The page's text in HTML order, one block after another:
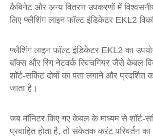
कैबिनेट और अन्य वितरण उपकरणों में
लिए फ्लैशिंग लाइन फॉल्ट इंडिकेटर EKL2
फ्लैशिंग लाइन फॉल्ट इंडिकेटर EKL2 का
बॉक्स और रिंग नेटवर्क स्विचगियर जैसे केबल
शॉर्ट-सर्किट दोषों का पता लगाने और
जाता है।
जब मॉनिटर किए गए केबल के माध्यम से शॉर्ट-
प्रवाहित होता है, तो संकेतक करंट परिवर्तन